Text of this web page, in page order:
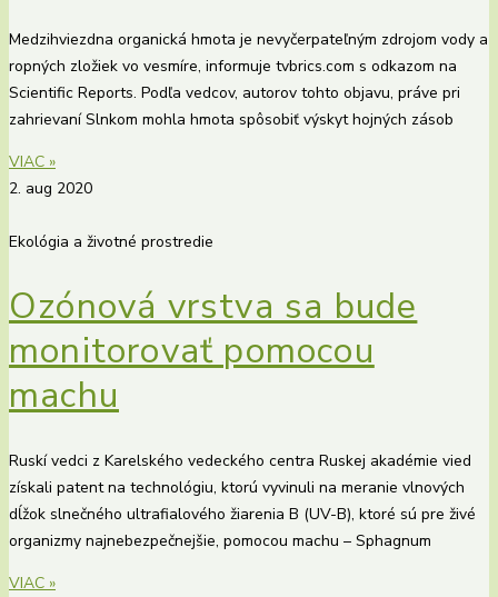
Medzihviezdna organická hmota je nevyčerpateľným zdrojom vody a
ropných zložiek vo vesmíre, informuje tvbrics.com s odkazom na
Scientific Reports. Podľa vedcov, autorov tohto objavu, práve pri
zahrievaní Slnkom mohla hmota spôsobiť výskyt hojných zásob
VIAC »
2. aug 2020
Ekológia a životné prostredie
Ozónová vrstva sa bude
monitorovať pomocou
machu
Ruskí vedci z Karelského vedeckého centra Ruskej akadémie vied
získali patent na technológiu, ktorú vyvinuli na meranie vlnových
dĺžok slnečného ultrafialového žiarenia B (UV-B), ktoré sú pre živé
organizmy najnebezpečnejšie, pomocou machu – Sphagnum
VIAC »